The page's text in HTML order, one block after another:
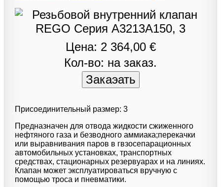
Цена: 2 364,00 €
Кол-во: на заказ.
Присоединительный размер: 3
Предназначен для отвода жидкости сжиженного
нефтяного газа и безводного аммиака;перекачки
или выравнивания паров в гвзосепарационных
автомобильных установках, транспортных
средствах, стационарных резервуарах и на линиях.
Клапан может эксплуатироваться вручную с
помощью троса и пневматики.